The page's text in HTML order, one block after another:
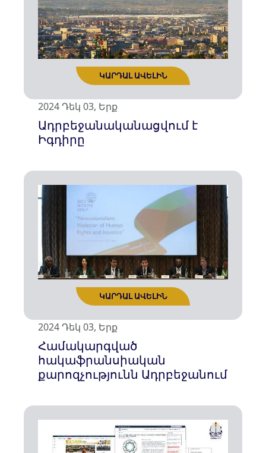
ԿԱՐԴԱԼ ԱՎԵԼԻՆ
2024 Դեկ 03, Երք
Ադրբեջանականացվում է
Իգդիրը
2024 Դեկ 03, Երք
Համակարգված
հակաֆրանսիական
քարոզչությունն Ադրբեջանում